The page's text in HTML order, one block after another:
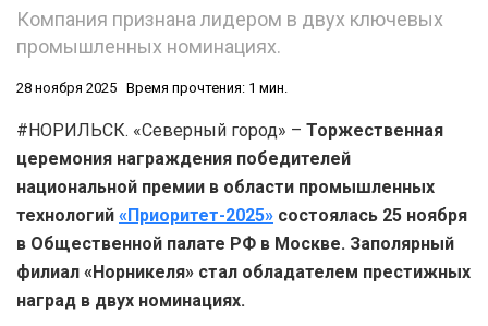
Компания признана лидером в двух ключевых
промышленных номинациях.
28 ноября 2025 Время прочтения: 1 мин.
#НОРИЛЬСК. «Северный город» – Торжественная
церемония награждения победителей
национальной премии в области промышленных
технологий «Приоритет-2025» состоялась 25 ноября
в Общественной палате РФ в Москве. Заполярный
филиал «Норникеля» стал обладателем престижных
наград в двух номинациях.